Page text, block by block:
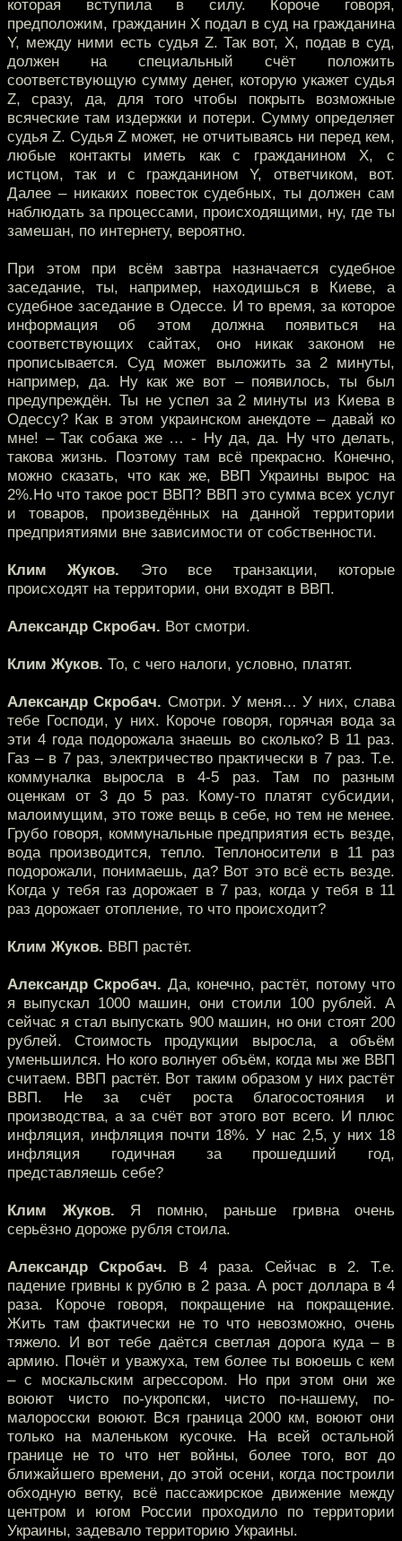
которая вступила в силу. Короче говоря,
предположим, гражданин Х подал в суд на гражданина
Y, между ними есть судья Z. Так вот, Х, подав в суд,
должен на специальный счёт положить
соответствующую сумму денег, которую укажет судья
Z, сразу, да, для того чтобы покрыть возможные
всяческие там издержки и потери. Сумму определяет
судья Z. Судья Z может, не отчитываясь ни перед кем,
любые контакты иметь как с гражданином Х, с
истцом, так и с гражданином Y, ответчиком, вот.
Далее – никаких повесток судебных, ты должен сам
наблюдать за процессами, происходящими, ну, где ты
замешан, по интернету, вероятно.
При этом при всём завтра назначается судебное
заседание, ты, например, находишься в Киеве, а
судебное заседание в Одессе. И то время, за которое
информация об этом должна появиться на
соответствующих сайтах, оно никак законом не
прописывается. Суд может выложить за 2 минуты,
например, да. Ну как же вот – появилось, ты был
предупреждён. Ты не успел за 2 минуты из Киева в
Одессу? Как в этом украинском анекдоте – давай ко
мне! – Так собака же … - Ну да, да. Ну что делать,
такова жизнь. Поэтому там всё прекрасно. Конечно,
можно сказать, что как же, ВВП Украины вырос на
2%.Но что такое рост ВВП? ВВП это сумма всех услуг
и товаров, произведённых на данной территории
предприятиями вне зависимости от собственности.
Клим Жуков. Это все транзакции, которые
происходят на территории, они входят в ВВП.
Александр Скробач. Вот смотри.
Клим Жуков. То, с чего налоги, условно, платят.
Александр Скробач. Смотри. У меня… У них, слава
тебе Господи, у них. Короче говоря, горячая вода за
эти 4 года подорожала знаешь во сколько? В 11 раз.
Газ – в 7 раз, электричество практически в 7 раз. Т.е.
коммуналка выросла в 4-5 раз. Там по разным
оценкам от 3 до 5 раз. Кому-то платят субсидии,
малоимущим, это тоже вещь в себе, но тем не менее.
Грубо говоря, коммунальные предприятия есть везде,
вода производится, тепло. Теплоносители в 11 раз
подорожали, понимаешь, да? Вот это всё есть везде.
Когда у тебя газ дорожает в 7 раз, когда у тебя в 11
раз дорожает отопление, то что происходит?
Клим Жуков. ВВП растёт.
Александр Скробач. Да, конечно, растёт, потому что
я выпускал 1000 машин, они стоили 100 рублей. А
сейчас я стал выпускать 900 машин, но они стоят 200
рублей. Стоимость продукции выросла, а объём
уменьшился. Но кого волнует объём, когда мы же ВВП
считаем. ВВП растёт. Вот таким образом у них растёт
ВВП. Не за счёт роста благосостояния и
производства, а за счёт вот этого вот всего. И плюс
инфляция, инфляция почти 18%. У нас 2,5, у них 18
инфляция годичная за прошедший год,
представляешь себе?
Клим Жуков. Я помню, раньше гривна очень
серьёзно дороже рубля стоила.
Александр Скробач. В 4 раза. Сейчас в 2. Т.е.
падение гривны к рублю в 2 раза. А рост доллара в 4
раза. Короче говоря, покращение на покращение.
Жить там фактически не то что невозможно, очень
тяжело. И вот тебе даётся светлая дорога куда – в
армию. Почёт и уважуха, тем более ты воюешь с кем
– с москальским агрессором. Но при этом они же
воюют чисто по-укропски, чисто по-нашему, по-
малоросски воюют. Вся граница 2000 км, воюют они
только на маленьком кусочке. На всей остальной
границе не то что нет войны, более того, вот до
ближайшего времени, до этой осени, когда построили
обходную ветку, всё пассажирское движение между
центром и югом России проходило по территории
Украины, задевало территорию Украины.